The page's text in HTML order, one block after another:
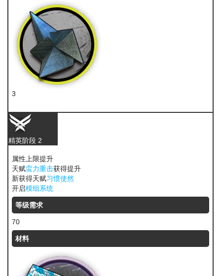
3
精英阶段 2
属性上限提升
天赋蛮力重击获得提升
新获得天赋习惯使然
开启模组系统
等级需求
70
材料